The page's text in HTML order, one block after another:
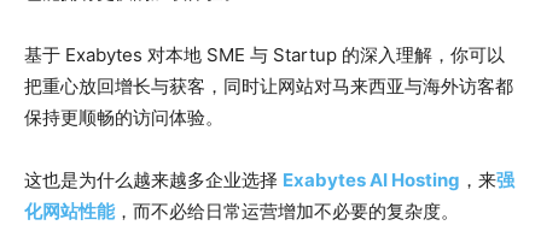
基于 Exabytes 对本地 SME 与 Startup 的深入理解，你可以
把重心放回增长与获客，同时让网站对马来西亚与海外访客都
保持更顺畅的访问体验。
这也是为什么越来越多企业选择 Exabytes AI Hosting ，来强
化网站性能，而不必给日常运营增加不必要的复杂度。